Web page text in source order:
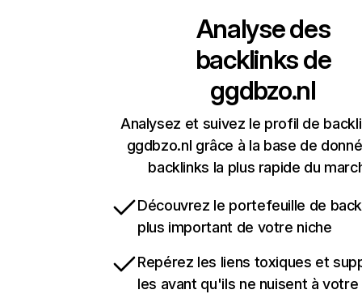
Analyse des
backlinks de
ggdbzo.nl
Analysez et suivez le profil de
ggdbzo.nl grâce à la base de
backlinks la plus rapide du
Découvrez le portefeuille de
plus important de votre niche
Repérez les liens toxiques et
les avant qu'ils ne nuisent à